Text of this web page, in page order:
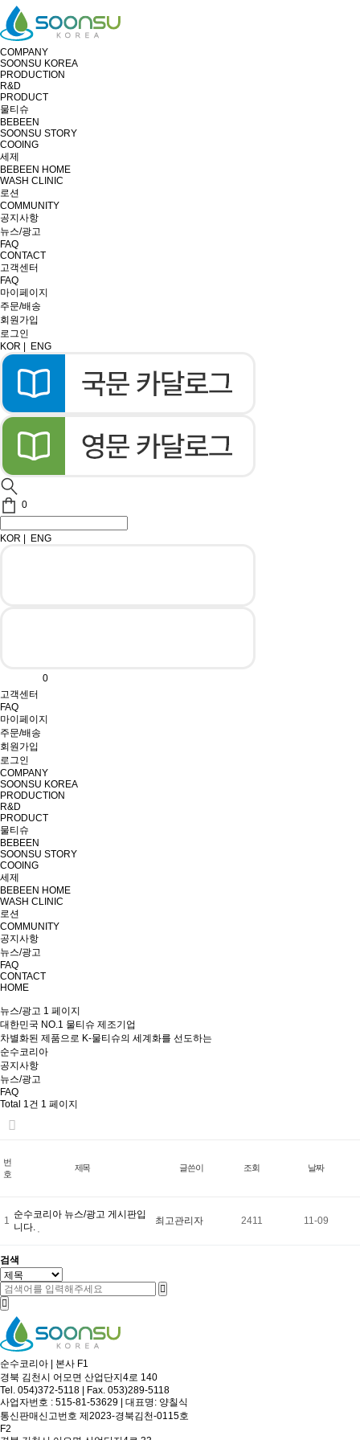
COMPANY
SOONSU KOREA
PRODUCTION
R&D
PRODUCT
물티슈
BEBEEN
SOONSU STORY
COOING
세제
BEBEEN HOME
WASH CLINIC
로션
COMMUNITY
공지사항
뉴스/광고
FAQ
CONTACT
고객센터
FAQ
마이페이지
주문/배송
회원가입
로그인
KOR
ENG
0
KOR ENG
0
고객센터
FAQ
마이페이지
주문/배송
회원가입
로그인
COMPANY
SOONSU KOREA
PRODUCTION
R&D
PRODUCT
물티슈
BEBEEN
SOONSU STORY
COOING
세제
BEBEEN HOME
WASH CLINIC
로션
COMMUNITY
공지사항
뉴스/광고
FAQ
CONTACT
HOME
뉴스/광고 1 페이지
대한민국 NO.1 물티슈 제조기업
차별화된 제품으로 K-물티슈의 세계화를 선도하는
순수코리아
공지사항
뉴스/광고
FAQ
Total 1건 1 페이지
번
호
제목 글쓴이 조회 날짜
1
순수코리아 뉴스/광고 게시판입
니다.
최고관리자 2411 11-09
검색
순수코리아 | 본사 F1
경북 김천시 어모면 산업단지4로 140
Tel. 054)372-5118 | Fax. 053)289-5118
사업자번호 : 515-81-53629 | 대표명: 양칠식
통신판매신고번호 제2023-경북김천-0115호
F2